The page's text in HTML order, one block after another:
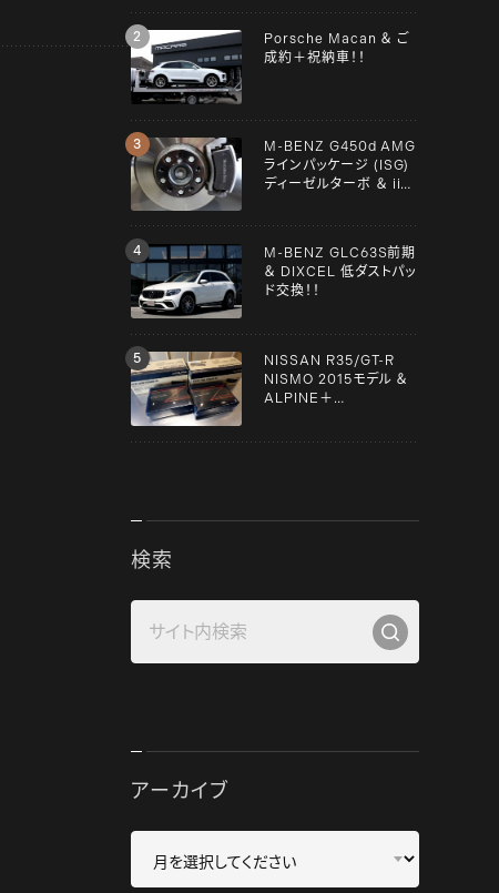
Porsche Macan ＆ ご
成約＋祝納車！！
M-BENZ G450d AMG
ラインパッケージ (ISG)
ディーゼルターボ ＆ iiD
M-BENZ GLC63S前期
＆ DIXCEL 低ダストパッ
ド交換！！
NISSAN R35/GT-R
NISMO 2015モデル ＆
ALPINE＋
検索
アーカイブ